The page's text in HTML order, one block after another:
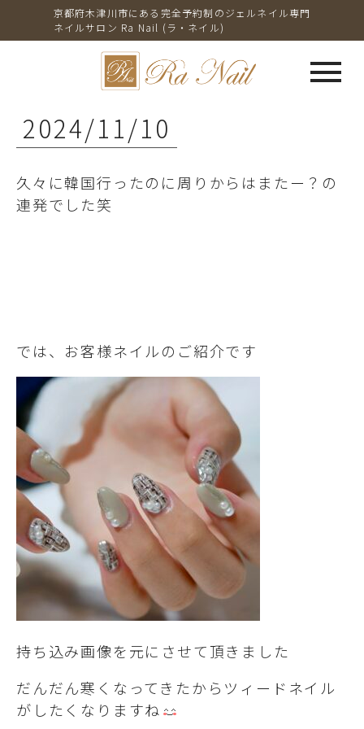
京都府木津川市にある完全予約制のジェルネイル専門
ネイルサロン Ra Nail (ラ・ネイル)
menu
2024/11/10
久々に韓国行ったのに周りからはまたー？の
連発でした笑
では、お客様ネイルのご紹介です
持ち込み画像を元にさせて頂きました
だんだん寒くなってきたからツィードネイル
がしたくなりますね